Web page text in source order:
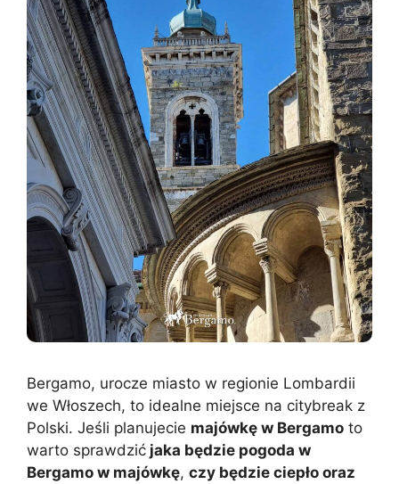
Bergamo, urocze miasto w regionie Lombardii
we Włoszech, to idealne miejsce na citybreak z
Polski. Jeśli planujecie majówkę w Bergamo to
warto sprawdzić jaka będzie pogoda w
Bergamo w majówkę, czy będzie ciepło oraz